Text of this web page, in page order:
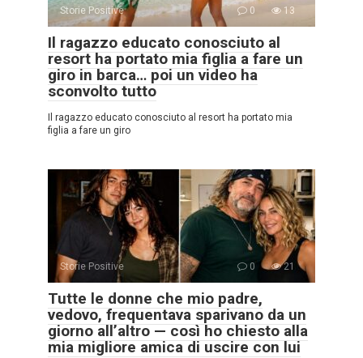
Storie Positive 0 13
Il ragazzo educato conosciuto al
resort ha portato mia figlia a fare un
giro in barca… poi un video ha
sconvolto tutto
Il ragazzo educato conosciuto al resort ha portato mia
figlia a fare un giro
Storie Positive 0 21
Tutte le donne che mio padre,
vedovo, frequentava sparivano da un
giorno all’altro — così ho chiesto alla
mia migliore amica di uscire con lui